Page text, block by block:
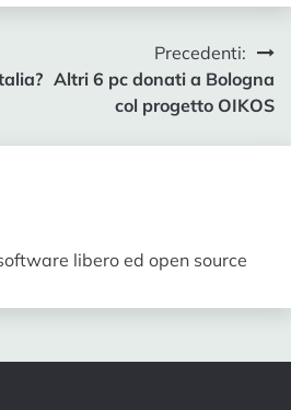
Precedenti:
Altri 6 pc donati a Bologna
col progetto OIKOS
libero ed open source